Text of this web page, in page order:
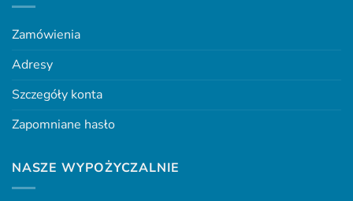
Zamówienia
Adresy
Szczegóły konta
Zapomniane hasło
NASZE WYPOŻYCZALNIE